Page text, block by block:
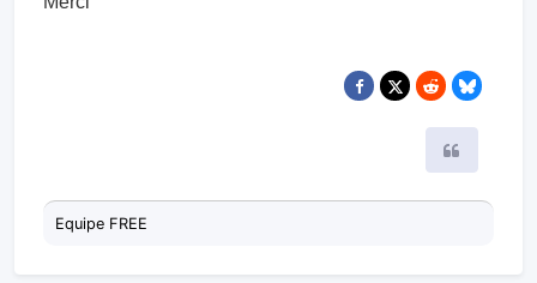
Equipe FREE